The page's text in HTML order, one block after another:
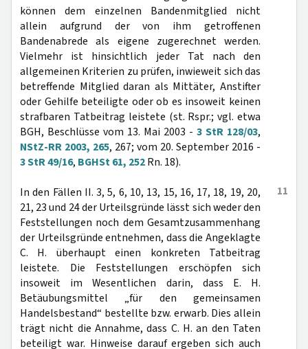
können dem einzelnen Bandenmitglied nicht
allein aufgrund der von ihm getroffenen
Bandenabrede als eigene zugerechnet werden.
Vielmehr ist hinsichtlich jeder Tat nach den
allgemeinen Kriterien zu prüfen, inwieweit sich das
betreffende Mitglied daran als Mittäter, Anstifter
oder Gehilfe beteiligte oder ob es insoweit keinen
strafbaren Tatbeitrag leistete (st. Rspr.; vgl. etwa
BGH, Beschlüsse vom 13. Mai 2003 - 3 StR 128/03,
NStZ-RR 2003, 265, 267; vom 20. September 2016 -
3 StR 49/16, BGHSt 61, 252Rn. 18).
11
In den Fällen II. 3, 5, 6, 10, 13, 15, 16, 17, 18, 19, 20,
21, 23 und 24 der Urteilsgründe lässt sich weder den
Feststellungen noch dem Gesamtzusammenhang
der Urteilsgründe entnehmen, dass die Angeklagte
C. H. überhaupt einen konkreten Tatbeitrag
leistete. Die Feststellungen erschöpfen sich
insoweit im Wesentlichen darin, dass E. H.
Betäubungsmittel „für den gemeinsamen
Handelsbestand“ bestellte bzw. erwarb. Dies allein
trägt nicht die Annahme, dass C. H. an den Taten
beteiligt war. Hinweise darauf ergeben sich auch